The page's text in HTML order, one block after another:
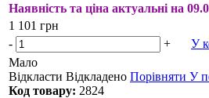
Наявність та ціна актуальні на
1 101 грн
-
+ У
Мало
Відкласти Відкладено Порівняти У
Код товару: 2824